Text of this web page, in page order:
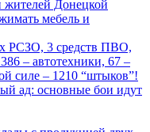
жителей Донецкой
мебель и
РСЗО, 3 средств ПВО,
– автотехники, 67 –
силе – 1210 “штыков”!
ад: основные бои идут